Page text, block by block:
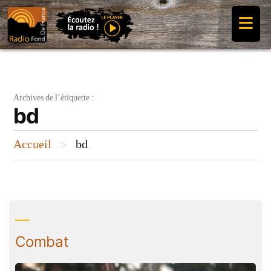
Aller
au
contenu
≡
Archives de l’étiquette :
bd
Accueil > bd
Combat